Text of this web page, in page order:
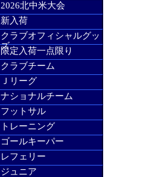
2026北中米大会
新入荷
クラブオフィシャルグッ
ズ
限定入荷一点限り
クラブチーム
Ｊリーグ
ナショナルチーム
フットサル
トレーニング
ゴールキーパー
レフェリー
ジュニア